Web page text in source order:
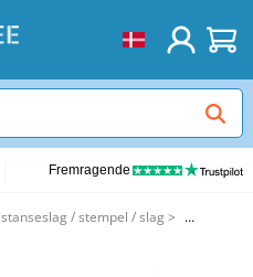
Fremragende
stanseslag / stempel / slag >